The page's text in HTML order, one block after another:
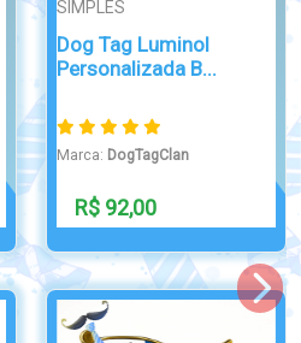
CHAVEIRO
Chaveiro Bombeiro
Marca: DogTagClan
R$ 29,90